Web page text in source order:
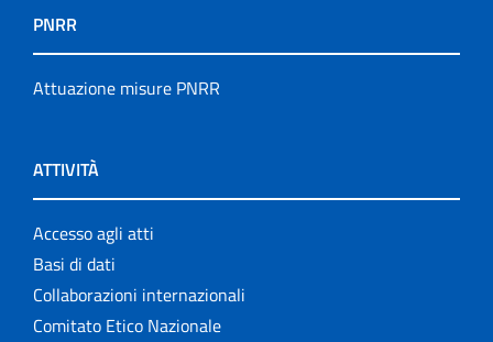
PNRR
Attuazione misure PNRR
ATTIVITÀ
Accesso agli atti
Basi di dati
Collaborazioni internazionali
Comitato Etico Nazionale